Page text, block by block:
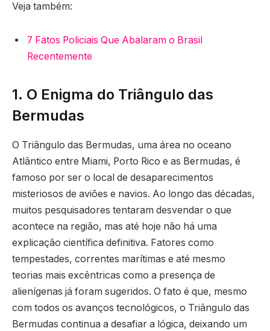
Veja também:
7 Fatos Policiais Que Abalaram o Brasil
Recentemente
1. O Enigma do Triângulo das
Bermudas
O Triângulo das Bermudas, uma área no oceano
Atlântico entre Miami, Porto Rico e as Bermudas, é
famoso por ser o local de desaparecimentos
misteriosos de aviões e navios. Ao longo das décadas,
muitos pesquisadores tentaram desvendar o que
acontece na região, mas até hoje não há uma
explicação científica definitiva. Fatores como
tempestades, correntes marítimas e até mesmo
teorias mais excêntricas como a presença de
alienígenas já foram sugeridos. O fato é que, mesmo
com todos os avanços tecnológicos, o Triângulo das
Bermudas continua a desafiar a lógica, deixando um